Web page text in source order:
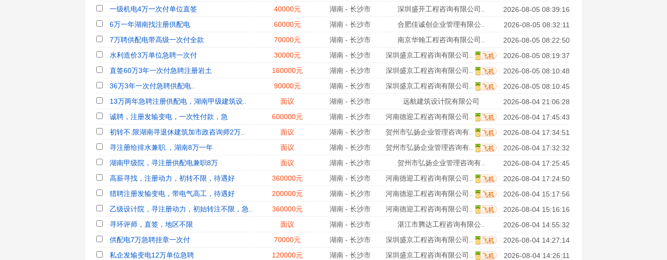
一级机电4万一次付单位直签
40000元 湖南 - 长沙市 深圳盛开工程咨询有限公司..
2026-08-05 08:39:16
6万一年湖南找注册供配电
60000元 湖南 - 长沙市 合肥佳诚创企业管理有限公..
2026-08-05 08:32:11
7万聘供配电带高级一次付全款
70000元 湖南 - 长沙市 南京华翰工程咨询有限公司..
2026-08-05 08:22:50
水利造价3万单位急聘一次付
30000元 湖南 - 长沙市 深圳盛京工程咨询有限公司..
2026-08-05 08:19:37
直签60万3年一次付急聘注册岩土
160000元 湖南 - 长沙市 深圳盛京工程咨询有限公司..
2026-08-05 08:10:48
36万3年一次付急聘供配电..
90000元 湖南 - 长沙市 深圳盛京工程咨询有限公司..
2026-08-05 08:10:45
13万两年急聘注册供配电，湖南甲级建筑设..
面议 湖南 - 长沙市 远航建筑设计院有限公司
2026-08-04 21:06:28
诚聘，注册发输变电，一次性付款，急
600000元 湖南 - 长沙市 河南德迎工程咨询有限公司..
2026-08-04 17:45:43
初转不.限湖南寻退休建筑加市政咨询师2万..
面议 湖南 - 长沙市 贺州市弘扬企业管理咨询有..
2026-08-04 17:34:51
寻注册给排水兼职.，湖南8万一年
面议 湖南 - 长沙市 贺州市弘扬企业管理咨询有..
2026-08-04 17:32:32
湖南甲级院，寻注册供配电兼职8万
面议 湖南 - 长沙市 贺州市弘扬企业管理咨询有..
2026-08-04 17:25:45
高薪寻找，注册动力，初转不限，待遇好
360000元 湖南 - 长沙市 河南德迎工程咨询有限公司..
2026-08-04 17:24:50
猎聘注册发输变电，带电气高工，待遇好
200000元 湖南 - 长沙市 河南德迎工程咨询有限公司..
2026-08-04 15:17:56
乙级设计院，寻注册动力，初始转注不限，急..
360000元 湖南 - 长沙市 河南德迎工程咨询有限公司..
2026-08-04 15:16:16
寻环评师，直签，地区不限
面议 湖南 - 长沙市 湛江市腾达工程咨询有限公..
2026-08-04 14:55:32
供配电7万急聘挂章一次付
70000元 湖南 - 长沙市 深圳盛京工程咨询有限公司..
2026-08-04 14:27:14
私企发输变电12万单位急聘
120000元 湖南 - 长沙市 深圳盛京工程咨询有限公司..
2026-08-04 14:26:11